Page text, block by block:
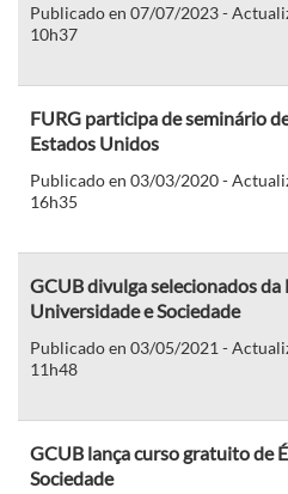
Publicado en 07/07/2023 -
10h37
FURG participa de seminário
Estados Unidos
Publicado en 03/03/2020 -
16h35
GCUB divulga selecionados da
Universidade e Sociedade
Publicado en 03/05/2021 -
11h48
GCUB lança curso gratuito de
Sociedade